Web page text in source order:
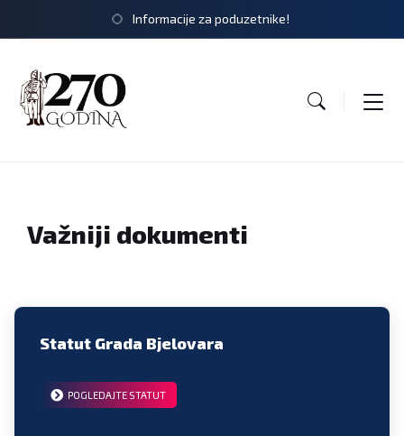
Informacije za poduzetnike!
Važniji dokumenti
Statut Grada Bjelovara
POGLEDAJTE STATUT